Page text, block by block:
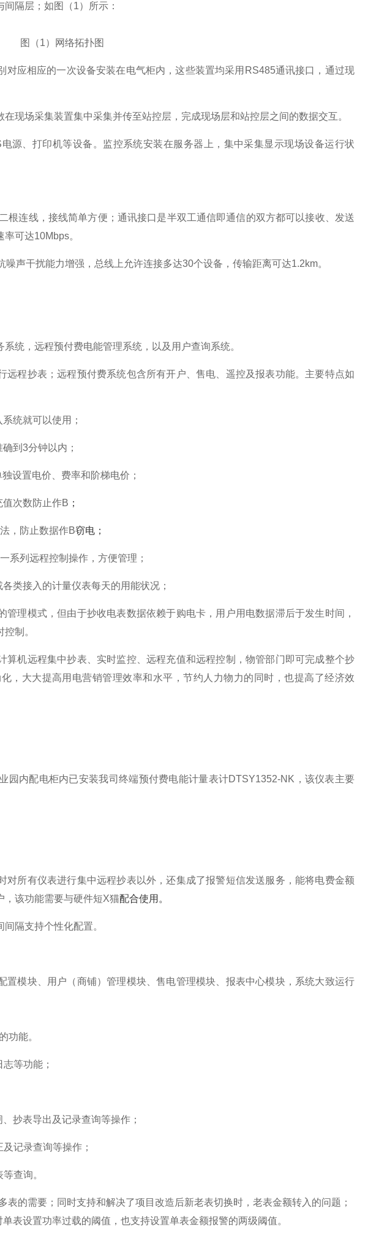
隔层；如图（1）所示：
图（1）网络拓扑图
对应相应的一次设备安装在电气柜内，这些装置均采用RS485通讯接口，通过现
现场采集装置集中采集并传至站控层，完成现场层和站控层之间的数据交互。
源、打印机等设备。监控系统安装在服务器上，集中采集显示现场设备运行状
根连线，接线简单方便；通讯接口是半双工通信即通信的双方都可以接收、发送
可达10Mbps。
声干扰能力增强，总线上允许连接多达30个设备，传输距离可达1.2km。
统，远程预付费电能管理系统，以及用户查询系统。
程抄表；远程预付费系统包含所有开户、售电、遥控及报表功能。主要特点如
统就可以使用；
到3分钟以内；
设置电价、费率和阶梯电价；
次数防止作B ；
，防止数据作B窃电；
系列远程控制操作，方便管理；
类接入的计量仪表每天的用能状况；
理模式，但由于抄收电表数据依赖于购电卡，用户用电数据滞后于发生时间，
制。
算机远程集中抄表、实时监控、远程充值和远程控制，物管部门即可完成整个抄
，大大提高用电营销管理效率和水平，节约人力物力的同时，也提高了经济效
园内配电柜内已安装我司终端预付费电能计量表计DTSY1352-NK，该仪表主要
所有仪表进行集中远程抄表以外，还集成了报警短信发送服务，能将电费金额
，该功能需要与硬件短X猫配合使用。
隔支持个性化配置。
置模块、用户（商铺）管理模块、售电管理模块、报表中心模块，系统大致运行
功能。
等功能；
抄表导出及记录查询等操作；
记录查询等操作；
查询。
的需要；同时支持和解决了项目改造后新老表切换时，老表金额转入的问题；
表设置功率过载的阈值，也支持设置单表金额报警的两级阈值。